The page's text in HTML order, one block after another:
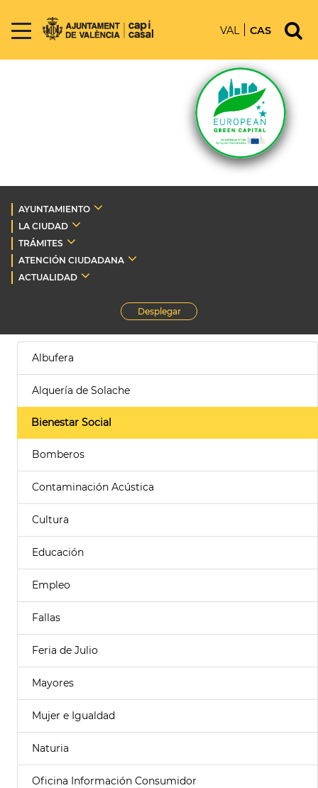
VAL CAS
AYUNTAMIENTO
LA CIUDAD
TRÁMITES
ATENCIÓN CIUDADANA
ACTUALIDAD
Desplegar
Albufera
Alquería de Solache
Bienestar Social
Bomberos
Contaminación Acústica
Cultura
Educación
Empleo
Fallas
Feria de Julio
Mayores
Mujer e Igualdad
Naturia
Oficina Información Consumidor